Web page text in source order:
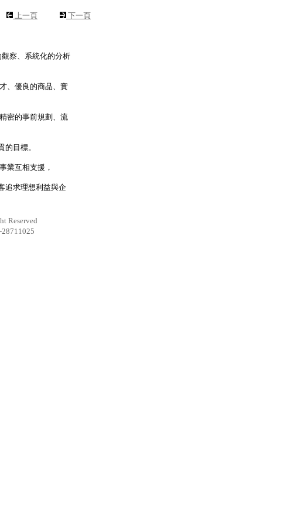
上一頁 下一頁
察、系統化的分析
、優良的商品、實
密的事前規劃、流
目標。
業互相支援，
追求理想利益與企
Reserved